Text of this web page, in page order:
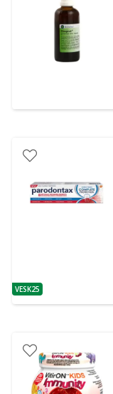
patarimas
VESK25